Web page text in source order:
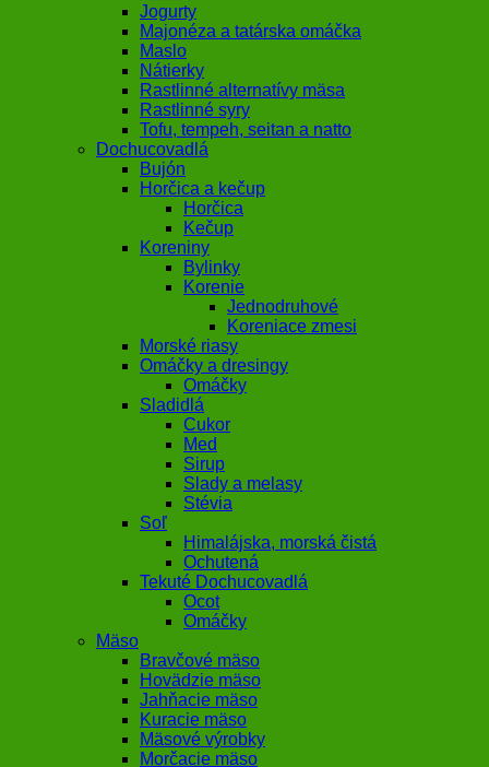
Jogurty
Majonéza a tatárska omáčka
Maslo
Nátierky
Rastlinné alternatívy mäsa
Rastlinné syry
Tofu, tempeh, seitan a natto
Dochucovadlá
Bujón
Horčica a kečup
Horčica
Kečup
Koreniny
Bylinky
Korenie
Jednodruhové
Koreniace zmesi
Morské riasy
Omáčky a dresingy
Omáčky
Sladidlá
Cukor
Med
Sirup
Slady a melasy
Stévia
Soľ
Himalájska, morská čistá
Ochutená
Tekuté Dochucovadlá
Ocot
Omáčky
Mäso
Bravčové mäso
Hovädzie mäso
Jahňacie mäso
Kuracie mäso
Mäsové výrobky
Morčacie mäso